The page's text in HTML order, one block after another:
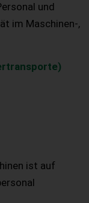
und
im Maschinen-,
ist auf